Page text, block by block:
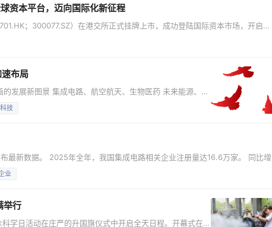
资本平台，迈向国际化新征程
；300077.SZ）在港交所正式挂牌上市，成功登陆国际资本市场，开启
历程中的重要里程碑，也是国民技术面向全球资本市场、迈向国际化新征程的关
布局
发展新图景 集成电路、航空航天、生物医药 未来能源、量
未来产业**的热词 频频刷屏 勾勒出“十五五”开局之年的新
技
最新数据。 2025年全年，我国集成电路相关企业注册量达16.6万家。 同比增
企业中，华东、华南合计占比超六成。 华东地区占比31.3%。 截至4月15日，
业
举行
学日活动在庄严的升国旗仪式中开启全天日程。开幕式在